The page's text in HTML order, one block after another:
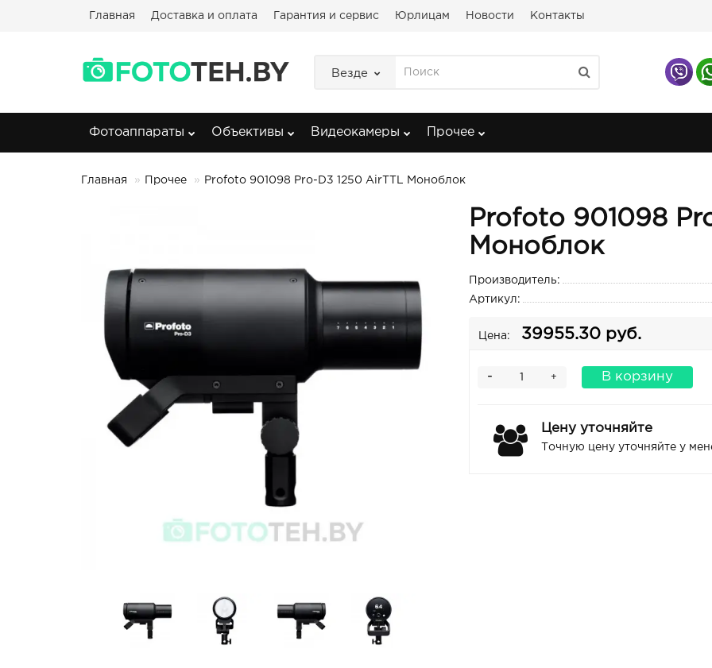
Главная Доставка и оплата Гарантия и сервис Юрлицам Новости Контакты
Везде
Фотоаппараты Объективы Видеокамеры Прочее
Главная Прочее Profoto 901098 Pro-D3 1250 AirTTL Моноблок
Profoto 901098
Моноблок
Производитель:
Артикул:
Цена: 39955.30 руб.
+
- В корзину
Цену уточняйте
Точную цену уточняйте у